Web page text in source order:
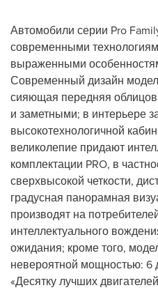
Автомобили серии Pro
современными
выраженными
Современный дизайн
сияющая передняя
и заметными; в интерьере
высокотехнологичной
великолепие придают
комплектации PRO, в
сверхвысокой четкости,
градусная панорамная
производят на
интеллектуального
ожидания; кроме того,
невероятной мощностью: 6
«Десятку лучших